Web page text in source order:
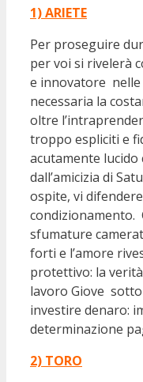
1) ARIETE
Per proseguire
per voi si rivelerà
e innovatore
necessaria la
oltre
troppo espliciti e
acutamente
dall’amicizia di
ospite, vi
condizionamento.
sfumature
forti e l’amore
protettivo: la verità
lavoro Giove
investire denaro:
determinazione
2) TORO